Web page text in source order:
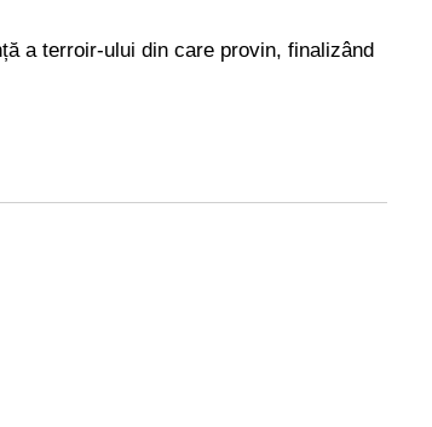
a terroir-ului din care provin, finalizând